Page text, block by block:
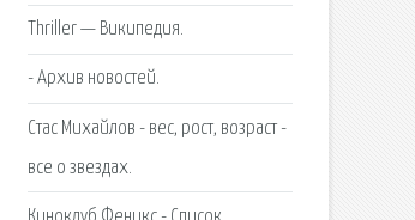
Thriller — Википедия.
- Архив новостей.
Стас Михайлов - вес, рост, возраст -
все о звездах.